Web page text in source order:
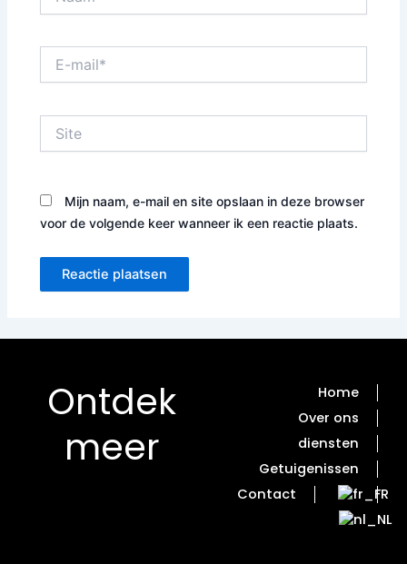
mail*
Mijn naam, e-mail en site opslaan in deze browser
voor de volgende keer wanneer ik een reactie plaats.
Ontdek
meer
Home
Over ons
diensten
Getuigenissen
Contact